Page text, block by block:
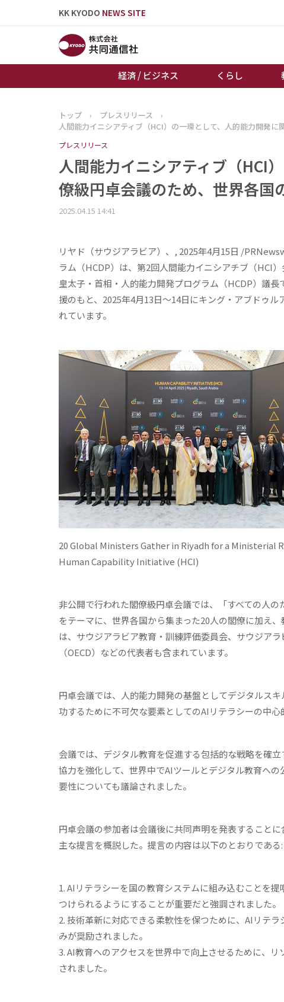
KK KYODO NEWS SITE
経済 / ビジネス くらし
トップページ
トップ › プレスリリース
›
人間能力イニシアティブ（HCI）の一環として、人的能力開発
プレスリリース
人間能力イニシアティブ（HCI
僚級円卓会議のため、世界各国
2025.04.15 14:41
リヤド（サウジアラビア）、, 2025年4月15日 /
ラム（HCDP）は、第2回人間能力イニシアチブ（HCI
皇太子・首相・人的能力開発プログラム（HCDP）議
援のもと、2025年4月13日〜14日にキング・アブドゥ
れています。
20 Global Ministers Gather in Riyadh for a
Human Capability Initiative (HCI)
非公開で行われた閣僚級円卓会議では、「すべての人
をテーマに、世界各国から集まった20人の閣僚に加え
は、サウジアラビア教育・訓練評価委員会、サウジア
（OECD）などの代表者も含まれています。
円卓会議では、人的能力開発の基盤としてデジタルス
功するために不可欠な要素としてのAIリテラシーの中心
会議では、デジタル教育を促進する包括的な戦略を確
協力を強化して、世界中でAIツールとデジタル教育へ
要性についても議論されました。
円卓会議の参加者は会議後に共同声明を発表すること
主な提言を概説した。提言の内容は以下のとおりである:
1. AIリテラシーを国の教育システムに組み込むことを
つけられるようにすることが重要だと強調されました。
2. 技術革新に対応できる柔軟性を保つために、AIリテ
みが奨励されました。
3. AI教育へのアクセスを世界中で向上させるために、
されました。